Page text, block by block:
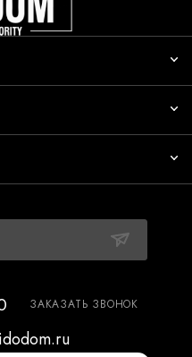
ЗАКАЗАТЬ ЗВОНОК